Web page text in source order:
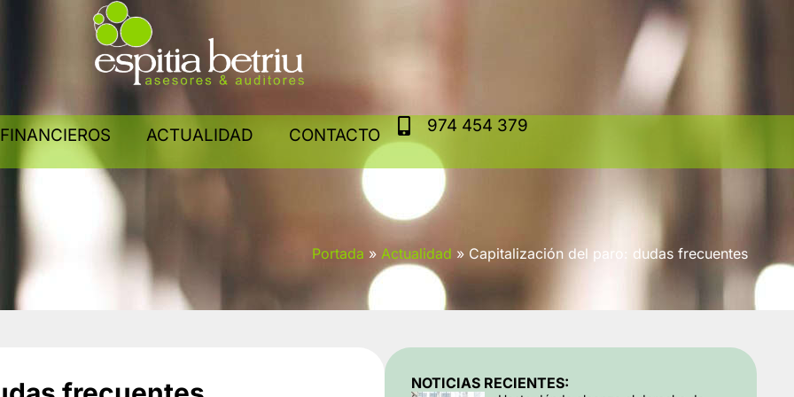
ACTUALIDAD CONTACTO 974 454 379
Portada » Actualidad » Capitalización del paro: dudas frecuentes
NOTICIAS RECIENTES: